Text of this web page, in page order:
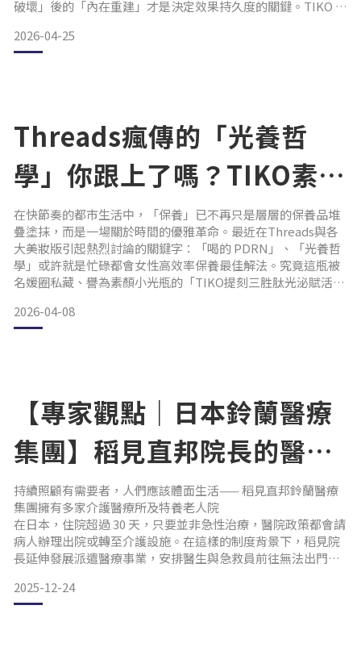
破壞」後的「內在重建」才是決定效果持久度的關鍵。TIKO 提
瓶頸與微創後肌膚修復困境而生。它不單是一瓶美容飲，更是
一套深層的全身結構性再生解決方案，主打「即飲啟動修
2026-04-25
Threads瘋傳的「光養哲
學」你跟上了嗎？TIKO素顏
小光瓶，用「喝的PDRN」
養出肌膚原生濾鏡！
在快節奏的都市生活中，「保養」已不再只是層層的保養品堆
疊塗抹，而是一場關於時間的優雅革命。最近在Threads與各
大美妝版引起熱烈討論的關鍵字：「喝的 PDRN」、「光養哲
學」或許就是忙碌都會女性高效率保養最佳解法。究竟這瓶被
名媛圈私藏、譽為素顏小光瓶的「TIKO提刻三胜肽光泌賦活
帶你一探究竟。品牌靈魂：握在手心裡的「時間」TIKO 的命名
靈感，源自日文中的時間（TOKI とき）。我們選擇翻轉這兩個
2026-04-08
【專家觀點｜日本鈴蘭醫療
集團】稻見直邦院長的醫療
哲學
持續照顧有需要者，人們應該體面生活—— 稻見直邦鈴蘭醫療
集團擁有多家介護醫療所及特養老人院
在日本，住院超過 30 天，只要並非急性治療，醫院政策都會請
病人辦理出院或轉至介護設施。在這樣的制度背景下，稻見院
長延伸發展派遣醫療事業，安排醫生與急救員前往無法出門看
這些第一線的臨床經驗，讓我們深刻理解一件事——照顧，不
只是治療疾病，更是守護尊嚴。
2025-12-24